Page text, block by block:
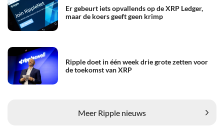
Er gebeurt iets opvallends op de XRP Ledger,
maar de koers geeft geen krimp
Ripple doet in één week drie grote zetten voor
de toekomst van XRP
Meer Ripple nieuws